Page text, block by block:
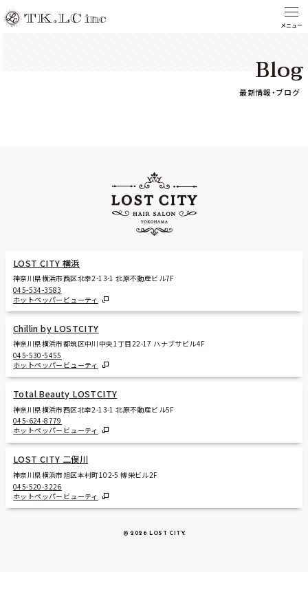
Blog
最新情報・ブログ
LOST CITY 横浜
神奈川県横浜市西区北幸2-13-1 北原不動産ビル7F
045-534-3583
ホットペッパービューティ
Chillin by LOSTCITY
神奈川県横浜市都筑区中川中央1丁目22-17 ハナブサビル4F
045-530-5455
ホットペッパービューティ
Total Beauty LOSTCITY
神奈川県横浜市西区北幸2-13-1 北原不動産ビル5F
045-624-8779
ホットペッパービューティ
LOST CITY 二俣川
神奈川県横浜市旭区本村町102-5 博栄ビル2F
045-520-3226
ホットペッパービューティ
© 2026 LOST CITY.